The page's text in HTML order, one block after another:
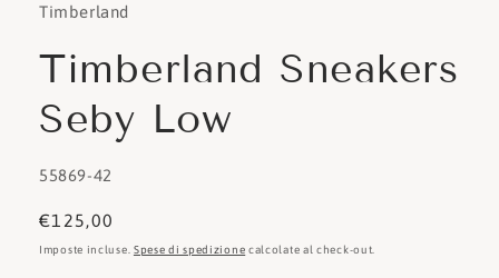
Timberland
Timberland Sneakers
Seby Low
SKU:
55869-42
Prezzo
di
€125,00
Imposte incluse. Spese di spedizione calcolate al check-out.